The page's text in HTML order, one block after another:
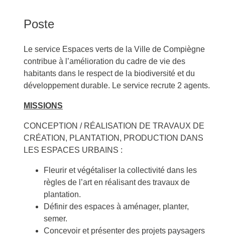
Poste
Le service Espaces verts de la Ville de Compiègne
contribue à l’amélioration du cadre de vie des
habitants dans le respect de la biodiversité et du
développement durable. Le service recrute 2 agents.
MISSIONS
CONCEPTION / RÉALISATION DE TRAVAUX DE
CRÉATION, PLANTATION, PRODUCTION DANS
LES ESPACES URBAINS :
Fleurir et végétaliser la collectivité dans les
règles de l’art en réalisant des travaux de
plantation.
Définir des espaces à aménager, planter,
semer.
Concevoir et présenter des projets paysagers